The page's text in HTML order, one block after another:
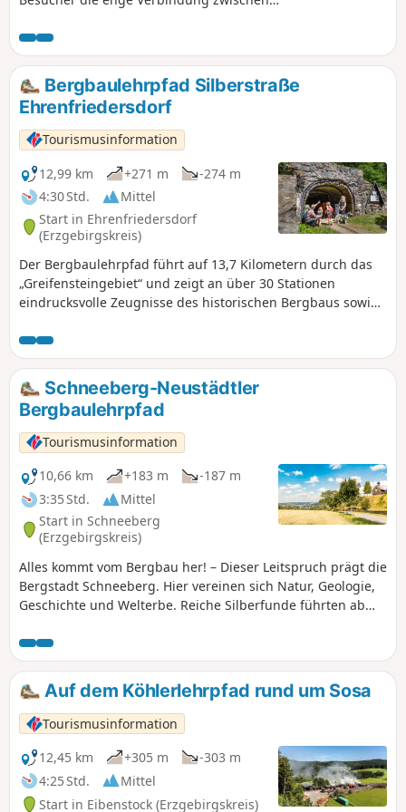
Geschichtsinteressierte kommen hier
gleichermaßen auf ihre Kosten.
Bergbaulehrpfad Silberstraße
Ehrenfriedersdorf
Tourismusinformation
12,99 km
+271 m
-274 m
4:30 Std.
Mittel
Start in Ehrenfriedersdorf
(Erzgebirgskreis)
Der Bergbaulehrpfad führt auf 13,7 Kilometern durch das
„Greifensteingebiet“ und zeigt an über 30 Stationen
eindrucksvolle Zeugnisse des historischen Bergbaus sowie
Schneeberg-Neustädtler
Bergbaulehrpfad
Tourismusinformation
10,66 km
+183 m
-187 m
3:35 Std.
Mittel
Start in Schneeberg
(Erzgebirgskreis)
Alles kommt vom Bergbau her! – Dieser Leitspruch prägt die
Bergstadt Schneeberg. Hier vereinen sich Natur, Geologie,
Geschichte und Welterbe. Reiche Silberfunde führten ab
Rückgang des Silberbergbaus erlangte ab dem 16.
Jahrhundert das ertragsreiche Kobalterzvorkommen
weltweite Bedeutung. Vom 16. bis 19. Jahrhundert war das
Schneeberger Revier weltweit größter und bedeutendster
Fundort für Kobalterze. Das aus dem Erz gewonnene und
beliebte Kobaltblau fand Verwendung auf Keramik,
Porzellan und bei der Glasgestaltung. Auch die liebevoll
verzierten barocken Gebäude sind Zeugen dieser Zeit. Aus
der Zeit des historischen Bergbaus in Schneeberg sind vor
Auf dem Köhlerlehrpfad rund um Sosa
Tourismusinformation
12,45 km
+305 m
-303 m
4:25 Std.
Mittel
Start in Eibenstock (Erzgebirgskreis)